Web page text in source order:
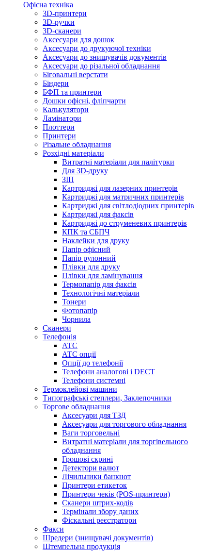
Офісна техніка
3D-принтери
3D-ручки
3D-сканери
Аксесуари для дошок
Аксесуари до друкуючої техніки
Аксесуари до знищувачів документів
Аксесуари до різальної обладнання
Біговальні верстати
Біндери
БФП та принтери
Дошки офісні, фліпчарти
Калькулятори
Ламінатори
Плоттери
Принтери
Різальне обладнання
Розхідні матеріали
Витратні матеріали для палітурки
Для 3D-друку
ЗІП
Картриджі для лазерних принтерів
Картриджі для матричних принтерів
Картриджі для світлодіодних принтерів
Картриджі для факсів
Картриджі до струменевих принтерів
КПК та СБПЧ
Наклейки для друку
Папір офісний
Папір рулонний
Плівки для друку
Плівки для ламінування
Термопапір для факсів
Технологічні матеріали
Тонери
Фотопапір
Чорнила
Сканери
Телефонія
АТС
АТС опції
Опції до телефонії
Телефони аналогові і DECT
Телефони системні
Термоклейові машини
Типографські степлери, Заклепочники
Торгове обладнання
Аксесуари для ТЗД
Аксесуари для торгового обладнання
Ваги торговельні
Витратні матеріали для торгівельного
обладнання
Грошові скрині
Детектори валют
Лічильники банкнот
Принтери етикеток
Принтери чеків (POS-принтери)
Сканери штрих-кодів
Термінали збору даних
Фіскальні реєстратори
Факси
Шредери (знищувачі документів)
Штемпельна продукція